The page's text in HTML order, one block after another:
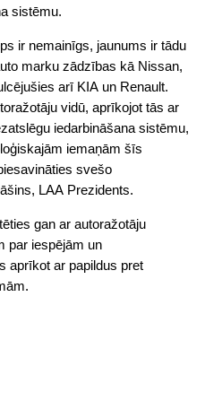
sistēmu.
ir nemainīgs, jaunums ir tādu
marku zādzības kā Nissan,
arī KIA un Renault.
vidū, aprīkojot tās ar
iedarbināšana sistēmu,
iemaņām šīs
svešo
LAA Prezidents.
gan ar autoražotāju
par iespējām un
aprīkot ar papildus pret